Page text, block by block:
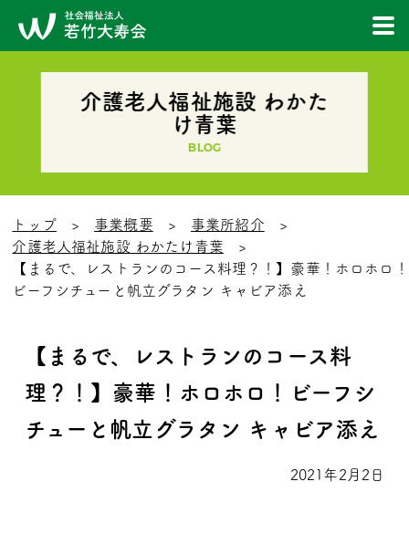
介護老人福祉施設 わかた
け青葉
BLOG
トップ 事業概要
事業所紹介
介護老人福祉施設 わかたけ青葉
【まるで、レストランのコース料理？！】豪華！ホロホロ！
ビーフシチューと帆立グラタン キャビア添え
【まるで、レストランのコース料
理？！】豪華！ホロホロ！ビーフシ
チューと帆立グラタン キャビア添え
2021年2月2日